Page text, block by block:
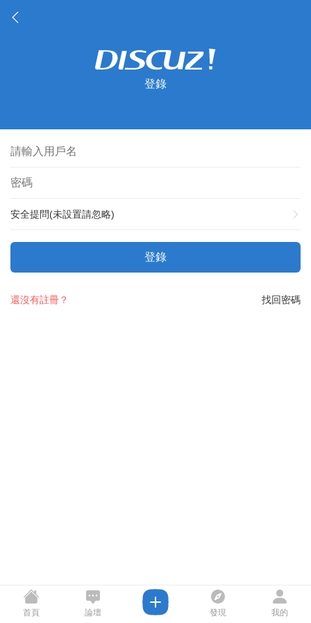
登錄
安全提問(未設置請忽略)
登錄
找回密碼
還沒有註冊？
首頁 論壇 發現 我的